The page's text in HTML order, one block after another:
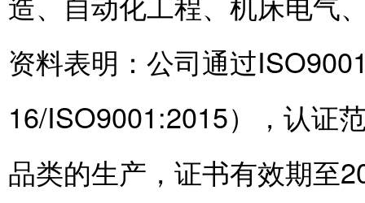
资料表明：公司通过
16/ISO9001:2015），认证
品类的生产，证书有效期至